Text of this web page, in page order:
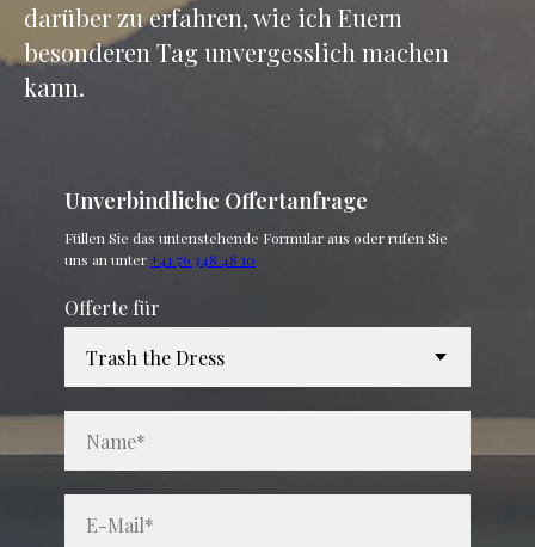
darüber zu erfahren, wie ich Euern
besonderen Tag unvergesslich machen
kann.
Unverbindliche Offertanfrage
Füllen Sie das untenstehende Formular aus oder rufen Sie
uns an unter+41 76 348 48 10
Offerte für